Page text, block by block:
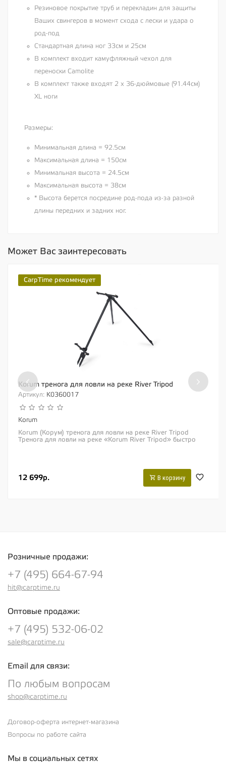
Резиновое покрытие труб и перекладин для защиты
Ваших свингеров в момент схода с лески и удара о
род-под
Стандартная длина ног 33см и 25см
В комплект входит камуфляжный чехол для
переноски Camolite
В комплект также входят 2 х 36-дюймовые (91.44см)
XL ноги
Размеры:
Минимальная длина = 92.5см
Максимальная длина = 150см
Минимальная высота = 24.5см
Максимальная высота = 38см
* Высота берется посредине род-пода из-за разной
длины передних и задних ног.
Может Вас заинтересовать
CarpTime рекомендует
Korum тренога для ловли на реке River Tripod
Артикул: K0360017
Korum
Korum (Корум) тренога для ловли на реке River Tripod
Тренога для ловли на реке «Korum River Tripod» быстро
12 699р. В корзину
‹ ›
Розничные продажи:
+7 (495) 664-67-94
hit@carptime.ru
Оптовые продажи:
+7 (495) 532-06-02
sale@carptime.ru
Email для связи:
По любым вопросам
shop@carptime.ru
Договор-оферта интернет-магазина
Вопросы по работе сайта
Мы в социальных сетях